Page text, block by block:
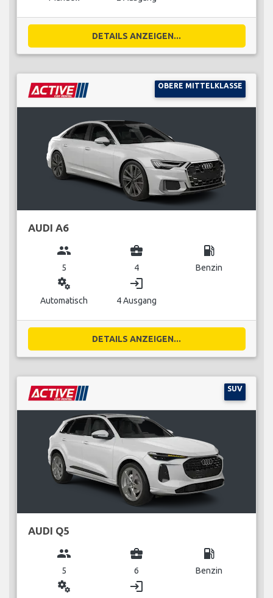
DETAILS ANZEIGEN...
OBERE MITTELKLASSE
AUDI A6
group
5
business_center
4
local_gas_station
Benzin
miscellaneous_services
Automatisch
login
4 Ausgang
DETAILS ANZEIGEN...
SUV
AUDI Q5
group
5
business_center
6
local_gas_station
Benzin
miscellaneous_services login